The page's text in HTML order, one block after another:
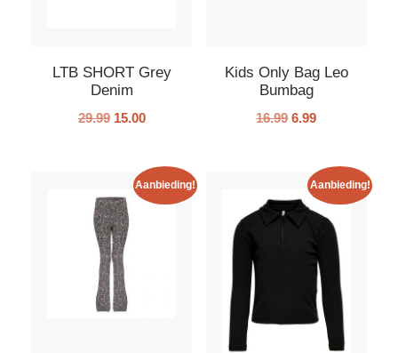
LTB SHORT Grey
Denim
29.99 15.00
Kids Only Bag Leo
Bumbag
16.99 6.99
Aanbieding! Aanbieding!